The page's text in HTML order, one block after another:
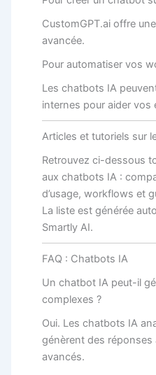
CustomGPT.ai offre
avancée.
Pour automatiser vos
Les chatbots IA
internes pour aider vos
Articles et tutoriels sur
Retrouvez ci-dessous
aux chatbots IA :
d’usage, workflows et
La liste est générée
Smartly AI.
FAQ : Chatbots IA
Un chatbot IA peut-il
complexes ?
Oui. Les chatbots IA
génèrent des réponses
avancés.